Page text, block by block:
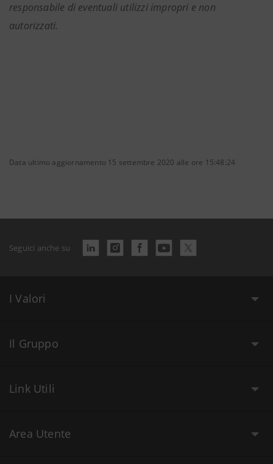
responsabile di eventuali utilizzi impropri e non
autorizzati.
Data ultimo aggiornamento 15 settembre 2020 alle ore 15:48:24
Seguici anche su
I Valori
Il Gruppo
Link Utili
Area Utente